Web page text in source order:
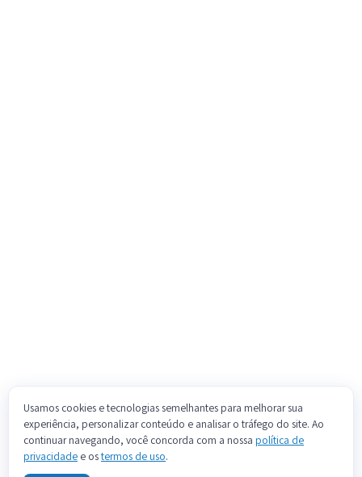
Usamos cookies e tecnologias semelhantes para melhorar sua
experiência, personalizar conteúdo e analisar o tráfego do site. Ao
continuar navegando, você concorda com a nossa política de
privacidade e ostermos de uso.